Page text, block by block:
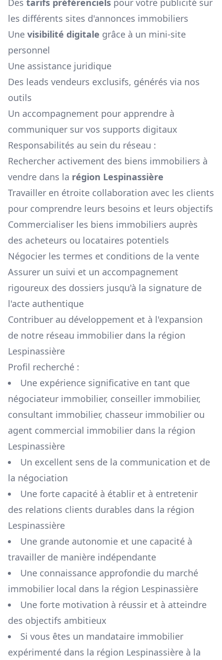
Des tarifs préférenciels pour votre publicité sur
les différents sites d'annonces immobiliers
Une visibilité digitale grâce à un mini-site
personnel
Une assistance juridique
Des leads vendeurs exclusifs, générés via nos
outils
Un accompagnement pour apprendre à
communiquer sur vos supports digitaux
Responsabilités au sein du réseau :
Rechercher activement des biens immobiliers à
vendre dans la région Lespinassière
Travailler en étroite collaboration avec les clients
pour comprendre leurs besoins et leurs objectifs
Commercialiser les biens immobiliers auprès
des acheteurs ou locataires potentiels
Négocier les termes et conditions de la vente
Assurer un suivi et un accompagnement
rigoureux des dossiers jusqu'à la signature de
l'acte authentique
Contribuer au développement et à l'expansion
de notre réseau immobilier dans la région
Lespinassière
Profil recherché :
Une expérience significative en tant que
négociateur immobilier, conseiller immobilier,
consultant immobilier, chasseur immobilier ou
agent commercial immobilier dans la région
Lespinassière
Un excellent sens de la communication et de
la négociation
Une forte capacité à établir et à entretenir
des relations clients durables dans la région
Lespinassière
Une grande autonomie et une capacité à
travailler de manière indépendante
Une connaissance approfondie du marché
immobilier local dans la région Lespinassière
Une forte motivation à réussir et à atteindre
des objectifs ambitieux
Si vous êtes un mandataire immobilier
expérimenté dans la région Lespinassière à la